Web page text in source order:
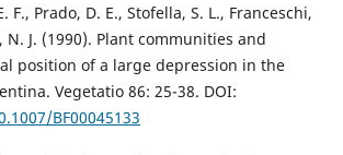
F., Prado, D. E., Stofella, S. L., Franceschi,
N. J. (1990). Plant communities and
position of a large depression in the
Vegetatio 86: 25-38. DOI:
BF00045133